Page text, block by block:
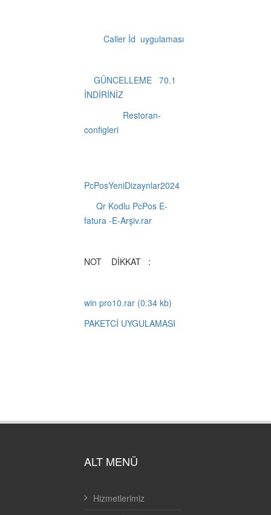
Caller İd uygulaması
GÜNCELLEME 70.1
İNDİRİNİZ
Restoran-
configleri
PcPosYeniDizaynlar2024
Qr Kodlu PcPos E-
fatura -E-Arşiv.rar
NOT DİKKAT :
win pro10.rar (0.34 kb)
PAKETCİ UYGULAMASI
ALT MENÜ
Hizmetlerimiz